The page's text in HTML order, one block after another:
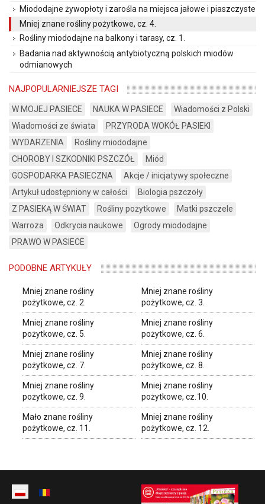
Miododajne żywopłoty i zarośla na miejsca jałowe i piaszczyste
Mniej znane rośliny pożytkowe, cz. 4.
Rośliny miododajne na balkony i tarasy, cz. 1.
Badania nad aktywnością antybiotyczną polskich miodów
odmianowych
NAJPOPULARNIEJSZE TAGI
W MOJEJ PASIECE NAUKA W PASIECE
Wiadomości z Polski
Wiadomości ze świata
PRZYRODA WOKÓŁ PASIEKI
WYDARZENIA
Rośliny miododajne
CHOROBY I SZKODNIKI PSZCZÓŁ
Miód
GOSPODARKA PASIECZNA
Akcje / inicjatywy społeczne
Artykuł udostępniony w całości
Biologia pszczoły
Z PASIEKĄ W ŚWIAT
Rośliny pożytkowe
Matki pszczele
Warroza
Odkrycia naukowe
Ogrody miododajne
PRAWO W PASIECE
PODOBNE ARTYKUŁY
Mniej znane rośliny
pożytkowe, cz. 2.
Mniej znane rośliny
pożytkowe, cz. 3.
Mniej znane rośliny
pożytkowe, cz. 5.
Mniej znane rośliny
pożytkowe, cz. 6.
Mniej znane rośliny
pożytkowe, cz. 7.
Mniej znane rośliny
pożytkowe, cz. 8.
Mniej znane rośliny
pożytkowe, cz. 9.
Mniej znane rośliny
pożytkowe, cz. 10.
Mało znane rośliny
pożytkowe, cz. 11.
Mniej znane rośliny
pożytkowe, cz. 12.